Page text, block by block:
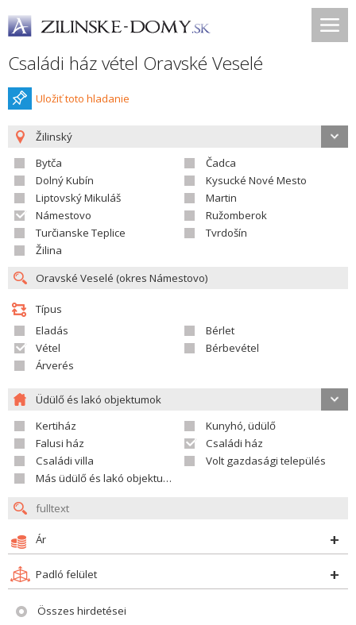
Családi ház vétel Oravské Veselé
Uložiť toto hladanie
Žilinský
Bytča
Čadca
Dolný Kubín
Kysucké Nové Mesto
Liptovský Mikuláš
Martin
Námestovo
Ružomberok
Turčianske Teplice
Tvrdošín
Žilina
Típus
Eladás
Bérlet
Vétel
Bérbevétel
Árverés
Üdülő és lakó objektumok
Kertiház
Kunyhó, üdülő
Falusi ház
Családi ház
Családi villa
Volt gazdasági település
Más üdülő és lakó objektumok
Ár
Padló felület
Összes hirdetései